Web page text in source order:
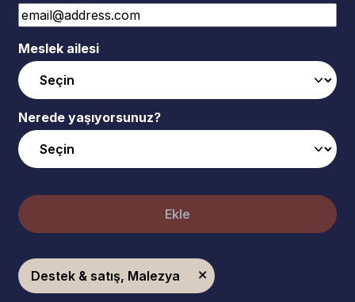
Meslek ailesi
Nerede yaşıyorsunuz?
Ekle
Destek & satış, Malezya